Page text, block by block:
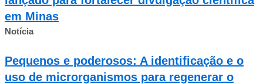
em Minas
Notícia
Pequenos e poderosos: A identificação e o
uso de microrganismos para regenerar o